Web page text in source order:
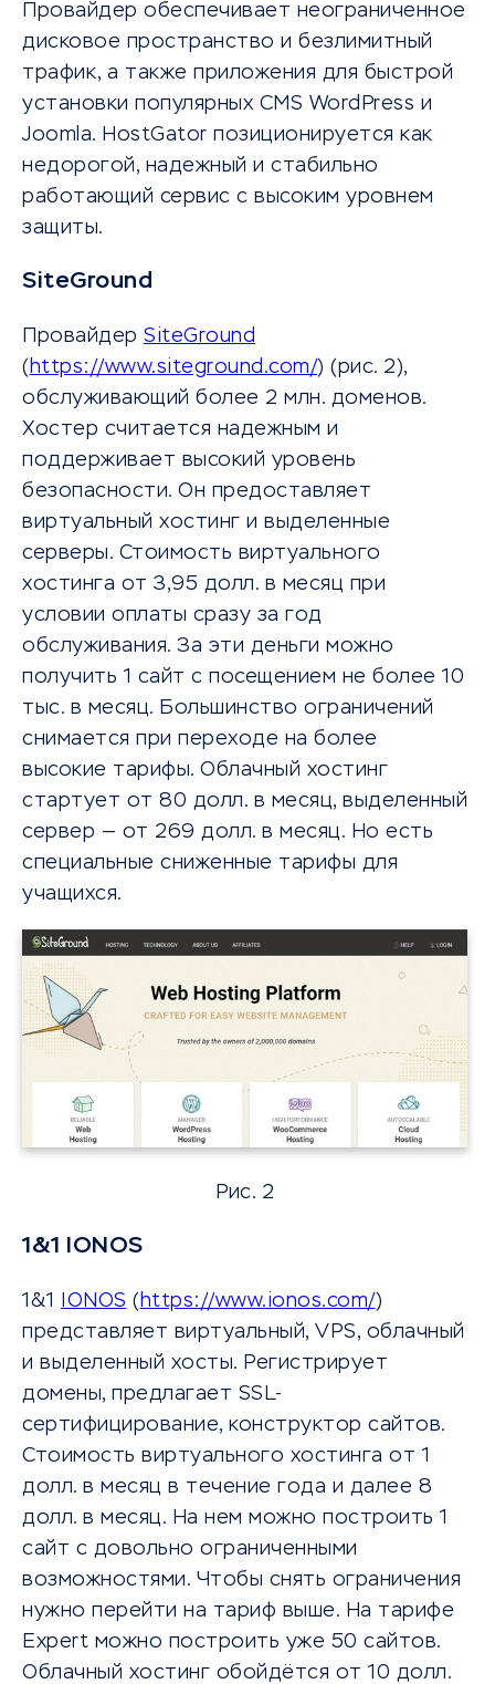
Провайдер обеспечивает неограниченное
дисковое пространство и безлимитный
трафик, а также приложения для быстрой
установки популярных CMS WordPress и
Joomla. HostGator позиционируется как
недорогой, надежный и стабильно
работающий сервис с высоким уровнем
защиты.
SiteGround
Провайдер SiteGround
( https://www.siteground.com/) (рис. 2),
обслуживающий более 2 млн. доменов.
Хостер считается надежным и
поддерживает высокий уровень
безопасности. Он предоставляет
виртуальный хостинг и выделенные
серверы. Стоимость виртуального
хостинга от 3,95 долл. в месяц при
условии оплаты сразу за год
обслуживания. За эти деньги можно
получить 1 сайт с посещением не более 10
тыс. в месяц. Большинство ограничений
снимается при переходе на более
высокие тарифы. Облачный хостинг
стартует от 80 долл. в месяц, выделенный
сервер — от 269 долл. в месяц. Но есть
специальные сниженные тарифы для
учащихся.
Рис. 2
1&1 IONOS
1&1 IONOS ( https://www.ionos.com/)
представляет виртуальный, VPS, облачный
и выделенный хосты. Регистрирует
домены, предлагает SSL-
сертифицирование, конструктор сайтов.
Стоимость виртуального хостинга от 1
долл. в месяц в течение года и далее 8
долл. в месяц. На нем можно построить 1
сайт с довольно ограниченными
возможностями. Чтобы снять ограничения
нужно перейти на тариф выше. На тарифе
Expert можно построить уже 50 сайтов.
Облачный хостинг обойдётся от 10 долл.